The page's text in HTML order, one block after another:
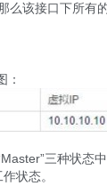
么该接口下所有
：
三种状态
状态。